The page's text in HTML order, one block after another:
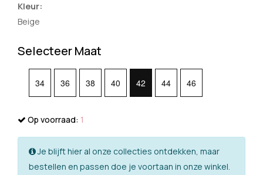
Kleur:
Beige
Selecteer Maat
34 36 38 40 42 44 46
Op voorraad: 1
Je blijft hier al onze collecties ontdekken, maar
bestellen en passen doe je voortaan in onze winkel.